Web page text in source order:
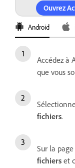
Ouvrez
Android
Accédez à
que vous
fichiers.
Sur la
fichiers et